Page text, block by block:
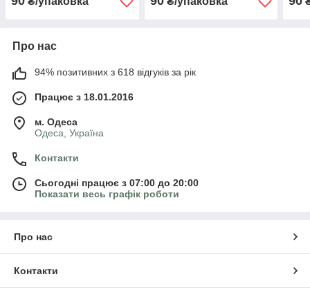
Про нас
94% позитивних з 618 відгуків за рік
Працює з 18.01.2016
м. Одеса
Одеса, Україна
Контакти
Сьогодні працює з 07:00 до 20:00
Показати весь графік роботи
Про нас
Контакти